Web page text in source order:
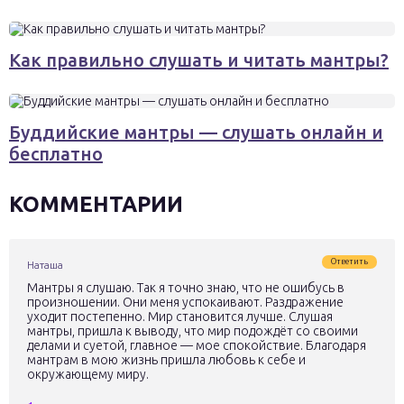
Как правильно слушать и читать мантры?
Буддийские мантры — слушать онлайн и
бесплатно
КОММЕНТАРИИ
Наташа Ответить
Мантры я слушаю. Так я точно знаю, что не ошибусь в
произношении. Они меня успокаивают. Раздражение
уходит постепенно. Мир становится лучше. Слушая
мантры, пришла к выводу, что мир подождёт со своими
делами и суетой, главное — мое спокойствие. Благодаря
мантрам в мою жизнь пришла любовь к себе и
окружающему миру.